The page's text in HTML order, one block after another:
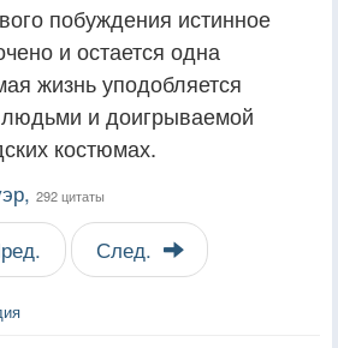
побуждения истинное
и остается одна
жизнь уподобляется
и доигрываемой
костюмах.
292 цитаты
След.